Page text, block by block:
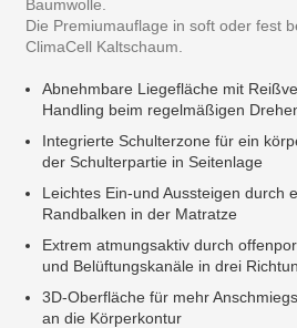
Baumwolle.
Die Premiumauflage in soft oder fest
ClimaCell Kaltschaum.
Abnehmbare Liegefläche mit
Handling beim regelmäßigen
Integrierte Schulterzone für ein
der Schulterpartie in Seitenlage
Leichtes Ein-und Aussteigen durch
Randbalken in der Matratze
Extrem atmungsaktiv durch
und Belüftungskanäle in drei
3D-Oberfläche für mehr
an die Körperkontur